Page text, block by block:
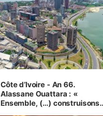
Côte d’Ivoire - An 66.
Alassane Ouattara : «
Ensemble, (…) construisons